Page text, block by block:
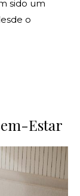
sido um
o
Estar